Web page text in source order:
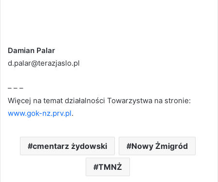
Damian Palar
d.palar@terazjaslo.pl
– – –
Więcej na temat działalności Towarzystwa na stronie:
www.gok-nz.prv.pl.
cmentarz żydowski Nowy Żmigród
TMNŻ